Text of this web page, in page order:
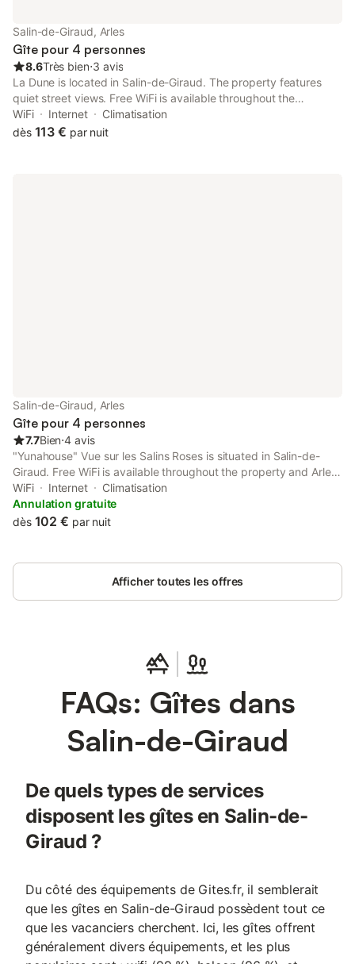
Salin-de-Giraud, Arles
Gîte pour 4 personnes
8.6Très bien⋅3 avis
La Dune is located in Salin-de-Giraud. The property features
quiet street views. Free WiFi is available throughout the
property and Arles Amphitheatre is 39 km away.
WiFi Internet
Climatisation
dès 113 € par nuit
Salin-de-Giraud, Arles
Gîte pour 4 personnes
7.7Bien⋅4 avis
"Yunahouse" Vue sur les Salins Roses is situated in Salin-de-
Giraud. Free WiFi is available throughout the property and Arles
Amphitheatre is 39 km away.
WiFi Internet
Climatisation
Annulation gratuite
dès 102 € par nuit
Afficher toutes les offres
FAQs: Gîtes dans
Salin-de-Giraud
De quels types de services
disposent les gîtes en Salin-de-
Giraud ?
Du côté des équipements de Gites.fr, il semblerait
que les gîtes en Salin-de-Giraud possèdent tout ce
que les vacanciers cherchent. Ici, les gîtes offrent
généralement divers équipements, et les plus